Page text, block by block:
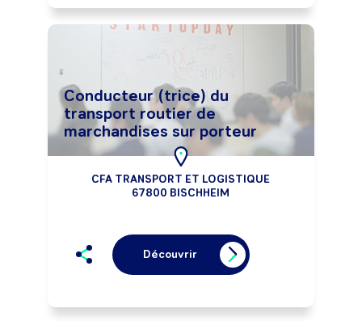
Conducteur (trice) du
transport routier de
marchandises sur porteur
CFA TRANSPORT ET LOGISTIQUE
67800 BISCHHEIM
Découvrir